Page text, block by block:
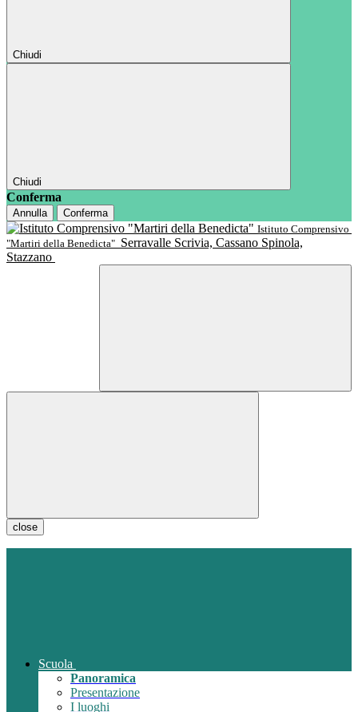
Chiudi
Chiudi
Conferma
Annulla
Conferma
Istituto Comprensivo
"Martiri della Benedicta" Serravalle Scrivia, Cassano Spinola,
Stazzano
close
Scuola
Panoramica
Presentazione
I luoghi